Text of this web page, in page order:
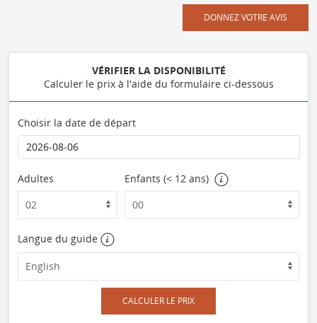
DONNEZ VOTRE AVIS
VÉRIFIER LA DISPONIBILITÉ
Calculer le prix à l'aide du formulaire ci-dessous
Choisir la date de départ
Adultes Enfants (< 12 ans)
Langue du guide
CALCULER LE PRIX